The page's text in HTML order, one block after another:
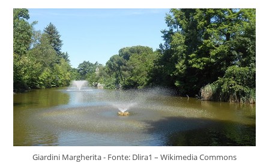
Giardini Margherita - Fonte: Dlira1 – Wikimedia Commons